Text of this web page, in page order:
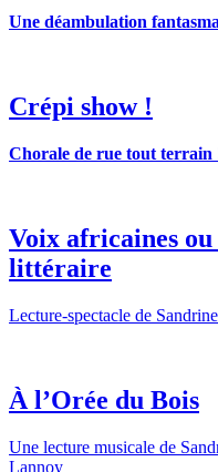
Une déambulation
Crépi show !
Chorale de rue tout terrain
Voix africaines
littéraire
Lecture-spectacle de
À l’Orée du Bois
Une lecture musicale de
Lannoy